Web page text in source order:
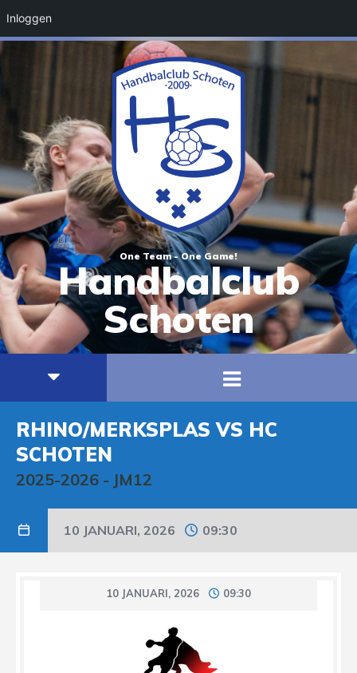
One Team - One Game!
Handbalclub
Schoten
RHINO/MERKSPLAS VS HC
SCHOTEN
2025-2026 - JM12
10 JANUARI, 2026 09:30
10 JANUARI, 2026 09:30
Inloggen